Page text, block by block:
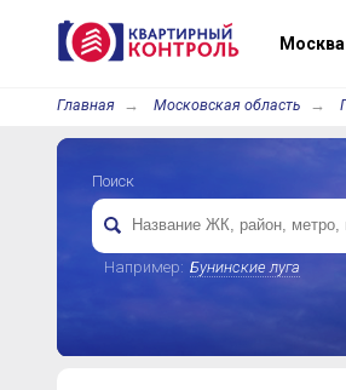
Москва
Главная Московская область
Поиск
Например: Бунинские луга